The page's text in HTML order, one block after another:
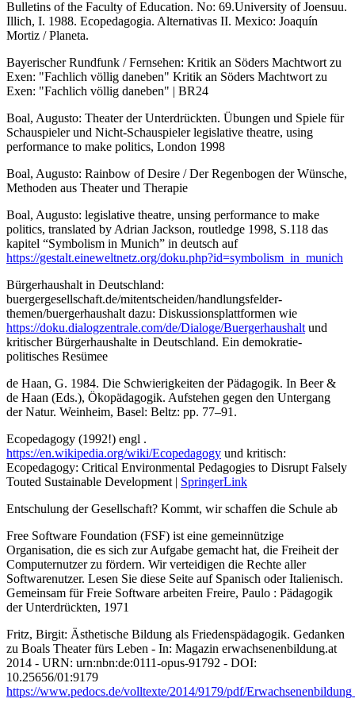
Bulletins of the Faculty of Education. No: 69.University of Joensuu.
Illich, I. 1988. Ecopedagogia. Alternativas II. Mexico: Joaquín
Mortiz / Planeta.
Bayerischer Rundfunk / Fernsehen: Kritik an Söders Machtwort zu
Exen: "Fachlich völlig daneben" Kritik an Söders Machtwort zu
Exen: "Fachlich völlig daneben" | BR24
Boal, Augusto: Theater der Unterdrückten. Übungen und Spiele für
Schauspieler und Nicht-Schauspieler legislative theatre, using
performance to make politics, London 1998
Boal, Augusto: Rainbow of Desire / Der Regenbogen der Wünsche,
Methoden aus Theater und Therapie
Boal, Augusto: legislative theatre, unsing performance to make
politics, translated by Adrian Jackson, routledge 1998, S.118 das
kapitel “Symbolism in Munich” in deutsch auf
https://gestalt.eineweltnetz.org/doku.php?id=symbolism_in_munich
Bürgerhaushalt in Deutschland:
buergergesellschaft.de/mitentscheiden/handlungsfelder-
themen/buergerhaushalt dazu: Diskussionsplattformen wie
https://doku.dialogzentrale.com/de/Dialoge/Buergerhaushalt und
kritischer Bürgerhaushalte in Deutschland. Ein demokratie-
politisches Resümee
de Haan, G. 1984. Die Schwierigkeiten der Pädagogik. In Beer &
de Haan (Eds.), Ökopädagogik. Aufstehen gegen den Untergang
der Natur. Weinheim, Basel: Beltz: pp. 77–91.
Ecopedagogy (1992!) engl .
https://en.wikipedia.org/wiki/Ecopedagogy und kritisch:
Ecopedagogy: Critical Environmental Pedagogies to Disrupt Falsely
Touted Sustainable Development | SpringerLink
Entschulung der Gesellschaft? Kommt, wir schaffen die Schule ab
Free Software Foundation (FSF) ist eine gemeinnützige
Organisation, die es sich zur Aufgabe gemacht hat, die Freiheit der
Computernutzer zu fördern. Wir verteidigen die Rechte aller
Softwarenutzer. Lesen Sie diese Seite auf Spanisch oder Italienisch.
Gemeinsam für Freie Software arbeiten Freire, Paulo : Pädagogik
der Unterdrückten, 1971
Fritz, Birgit: Ästhetische Bildung als Friedenspädagogik. Gedanken
zu Boals Theater fürs Leben - In: Magazin erwachsenenbildung.at
2014 - URN: urn:nbn:de:0111-opus-91792 - DOI:
10.25656/01:9179
https://www.pedocs.de/volltexte/2014/9179/pdf/